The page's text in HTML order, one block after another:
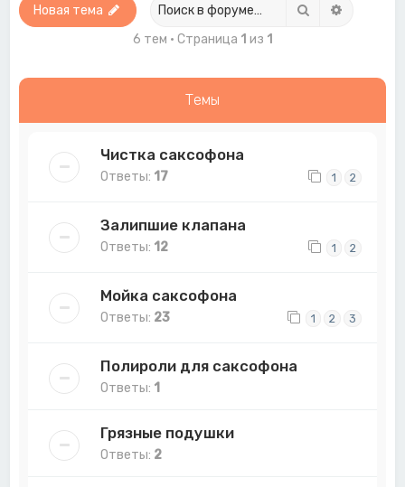
Новая тема Поиск
6 тем • Страница 1 из 1
Темы
Чистка саксофона
Ответы: 17 1 2
Залипшие клапана
Ответы: 12 1 2
Мойка саксофона
Ответы: 23 1 2 3
Полироли для саксофона
Ответы: 1
Грязные подушки
Ответы: 2